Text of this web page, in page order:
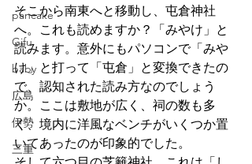
pancake
Gifu
baby
広島
伊勢
三重
そこから南東へと移動し、屯倉神社
へ。これも読めますか？「みやけ」と
読みます。意外にもパソコンで「みや
け」と打って「屯倉」と変換できたの
で、認知された読み方なのでしょう
か。ここは敷地が広く、祠の数も多
く、境内に洋風なベンチがいくつか置
いてあったのが印象的でした。